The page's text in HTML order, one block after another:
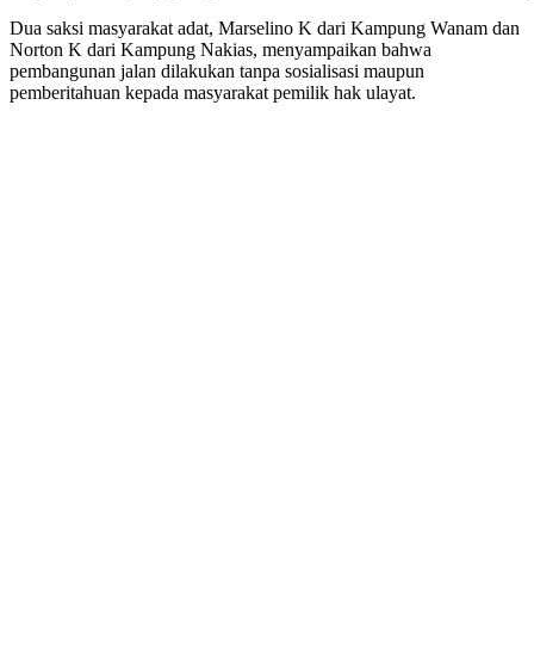
Dua saksi masyarakat adat, Marselino K dari Kampung Wanam dan
Norton K dari Kampung Nakias, menyampaikan bahwa
pembangunan jalan dilakukan tanpa sosialisasi maupun
pemberitahuan kepada masyarakat pemilik hak ulayat.